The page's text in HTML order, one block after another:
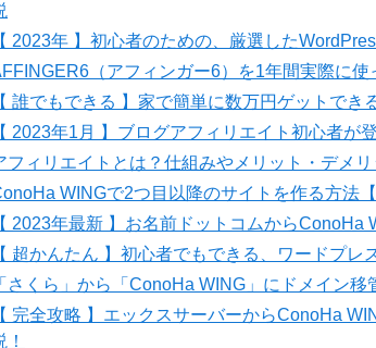
【 2023年 】初心者のための、厳選した
（アフィンガー6）を1年間実際に
【 誰でもできる 】家で簡単に数万円ゲットでき
【 2023年1月 】ブログアフィリエイト初心者が
フィリエイトとは？仕組みやメリット・デメ
WINGで2つ目以降のサイトを作る方法
【 2023年最新 】お名前ドットコムからConoHa
【 超かんたん 】初心者でもできる、ワードプレ
「さくら」から「ConoHa WING」にドメイン移
【 完全攻略 】エックスサーバーからConoHa
！